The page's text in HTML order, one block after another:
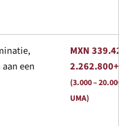
een
MXN
2.262.800+
(3.000 –
UMA)